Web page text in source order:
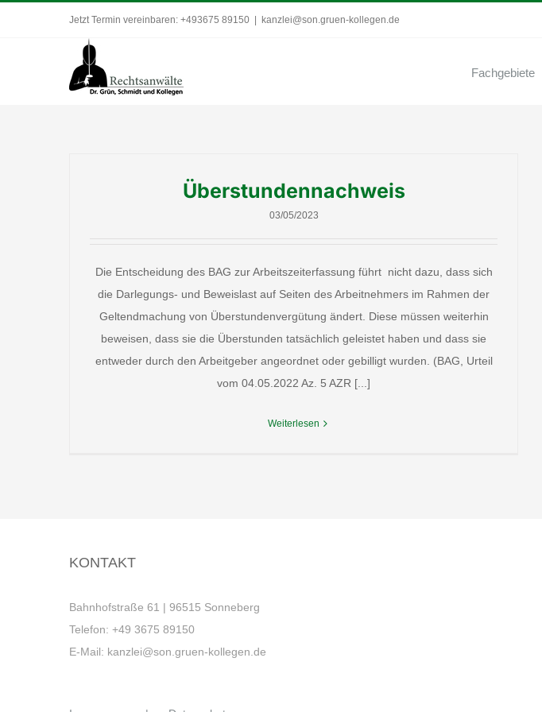
Jetzt Termin vereinbaren: +493675 89150 kanzlei@son.gruen-kollegen.de
Fachgebiete
Überstundennachweis
03/05/2023
Die Entscheidung des BAG zur Arbeitszeiterfassung führt nicht dazu, dass sich
die Darlegungs- und Beweislast auf Seiten des Arbeitnehmers im Rahmen der
Geltendmachung von Überstundenvergütung ändert. Diese müssen weiterhin
beweisen, dass sie die Überstunden tatsächlich geleistet haben und dass sie
entweder durch den Arbeitgeber angeordnet oder gebilligt wurden. (BAG, Urteil
vom 04.05.2022 Az. 5 AZR [...]
Weiterlesen
KONTAKT
Bahnhofstraße 61 | 96515 Sonneberg
Telefon: +49 3675 89150
E-Mail: kanzlei@son.gruen-kollegen.de